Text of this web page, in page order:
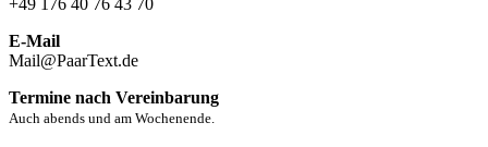
+49 176 40 76 43 70
E-Mail
Mail@PaarText.de
Termine nach Vereinbarung
Auch abends und am Wochenende.